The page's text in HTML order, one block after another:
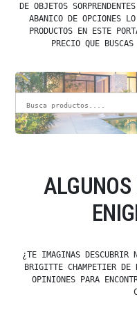
DE OBJETOS
ABANICO DE OPCIONES
PRODUCTOS EN ESTE
PRECIO QUE
¿TE IMAGINAS DESCUBRIR
BRIGITTE CHAMPETIER DE
OPINIONES PARA